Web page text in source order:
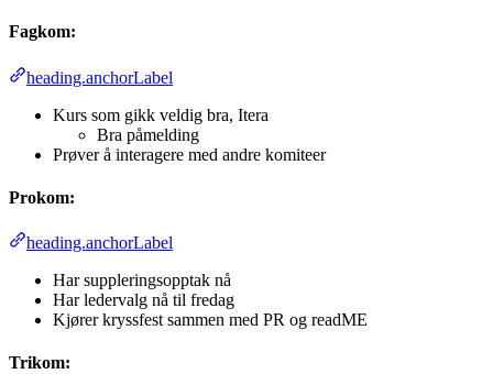
Fagkom:
heading.anchorLabel
Kurs som gikk veldig bra, Itera
Bra påmelding
Prøver å interagere med andre komiteer
Prokom:
heading.anchorLabel
Har suppleringsopptak nå
Har ledervalg nå til fredag
Kjører kryssfest sammen med PR og readME
Trikom: